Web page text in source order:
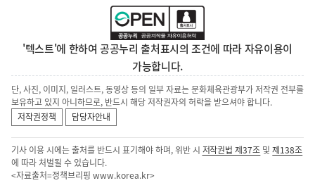
'텍스트'에 한하여 공공누리 출처표시의 조건에 따라 자유이용이
가능합니다.
단, 사진, 이미지, 일러스트, 동영상 등의 일부 자료는 문화체육관광부가 저작권 전부를
보유하고 있지 아니하므로, 반드시 해당 저작권자의 허락을 받으셔야 합니다.
저작권정책
담당자안내
기사 이용 시에는 출처를 반드시 표기해야 하며, 위반 시 저작권법 제37조 및제138조
에 따라 처벌될 수 있습니다.
<자료출처=정책브리핑 www.korea.kr>